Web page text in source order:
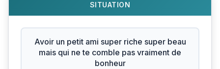
SITUATION
Avoir un petit ami super riche super beau
mais qui ne te comble pas vraiment de
bonheur